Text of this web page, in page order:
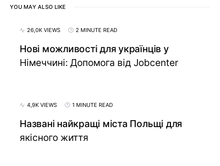
YOU MAY ALSO LIKE
26,0K VIEWS 2 MINUTE READ
Нові можливості для українців у
Німеччині: Допомога від Jobcenter
4,9K VIEWS 1 MINUTE READ
Названі найкращі міста Польщі для
якісного життя